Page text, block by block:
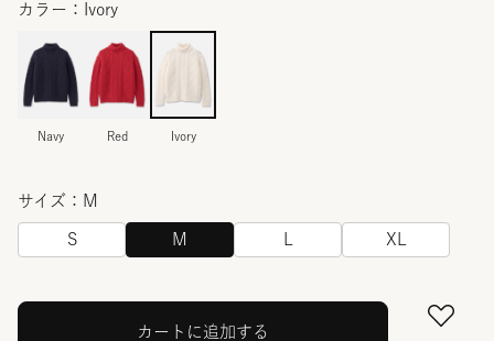
カラー：Ivory
Navy Red Ivory
サイズ：M
S M XL
カートに追加する